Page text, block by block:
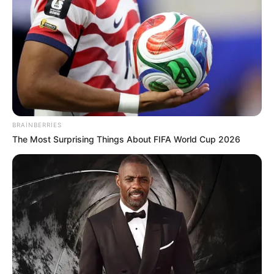
17:23 / 27 İyul 2026 CƏMİYYƏT
Külək səbəbindən təcili yardıma müraciət
edənlərinsayı artıb
0
BRAINBERRIES
The Most Surprising Things About FIFA World Cup 2026